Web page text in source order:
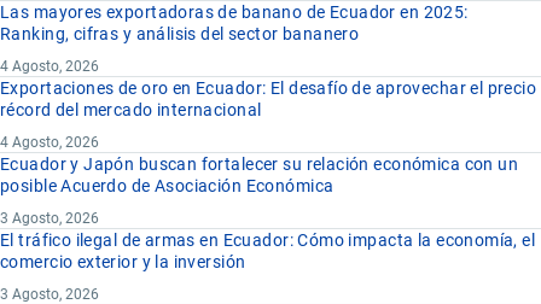
Las mayores exportadoras de banano de Ecuador en 2025:
Ranking, cifras y análisis del sector bananero
4 Agosto, 2026
Exportaciones de oro en Ecuador: El desafío de aprovechar el precio
récord del mercado internacional
4 Agosto, 2026
Ecuador y Japón buscan fortalecer su relación económica con un
posible Acuerdo de Asociación Económica
3 Agosto, 2026
El tráfico ilegal de armas en Ecuador: Cómo impacta la economía, el
comercio exterior y la inversión
3 Agosto, 2026